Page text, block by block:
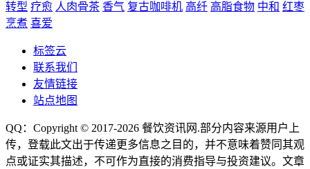
转型 疗愈 人肉骨茶 香气 复古咖啡机 高纤 高脂食物 中和 红枣
烹煮 喜爱
标签云
联系我们
友情链接
站点地图
QQ：Copyright © 2017-2026 餐饮资讯网 .部分内容来源用户上
传，登载此文出于传递更多信息之目的，并不意味着赞同其观
点或证实其描述，不可作为直接的消费指导与投资建议。文章